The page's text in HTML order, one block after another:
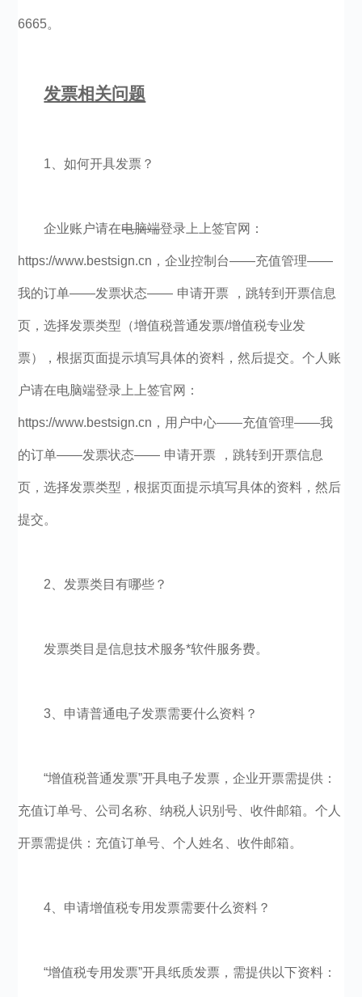
6665。
发票相关问题
1、如何开具发票？
企业账户请在电脑端登录上上签官网：
https://www.bestsign.cn，企业控制台——充值管理——
我的订单——发票状态—— 申请开票 ，跳转到开票信息
页，选择发票类型（增值税普通发票/增值税专业发
票），根据页面提示填写具体的资料，然后提交。个人账
户请在电脑端登录上上签官网：
https://www.bestsign.cn，用户中心——充值管理——我
的订单——发票状态—— 申请开票 ，跳转到开票信息
页，选择发票类型，根据页面提示填写具体的资料，然后
提交。
2、发票类目有哪些？
发票类目是信息技术服务*软件服务费。
3、申请普通电子发票需要什么资料？
“增值税普通发票”开具电子发票，企业开票需提供：
充值订单号、公司名称、纳税人识别号、收件邮箱。个人
开票需提供：充值订单号、个人姓名、收件邮箱。
4、申请增值税专用发票需要什么资料？
“增值税专用发票”开具纸质发票，需提供以下资料：